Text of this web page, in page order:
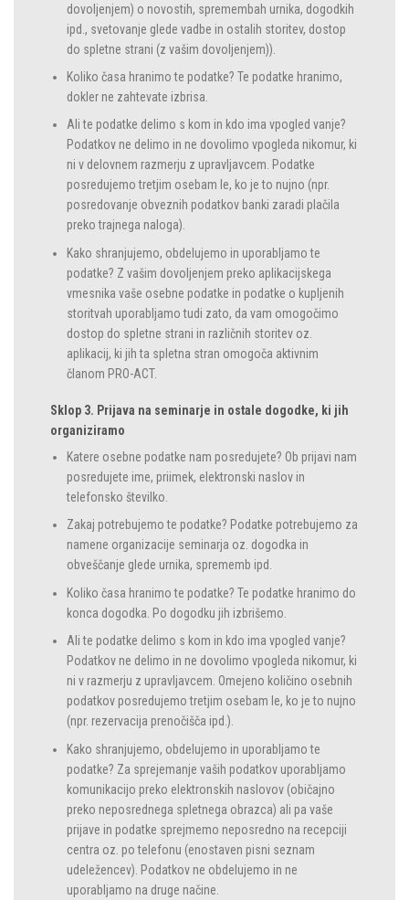
dovoljenjem) o novostih, spremembah urnika, dogodkih
ipd., svetovanje glede vadbe in ostalih storitev, dostop
do spletne strani (z vašim dovoljenjem)).
Koliko časa hranimo te podatke? Te podatke hranimo,
dokler ne zahtevate izbrisa.
Ali te podatke delimo s kom in kdo ima vpogled vanje?
Podatkov ne delimo in ne dovolimo vpogleda nikomur, ki
ni v delovnem razmerju z upravljavcem. Podatke
posredujemo tretjim osebam le, ko je to nujno (npr.
posredovanje obveznih podatkov banki zaradi plačila
preko trajnega naloga).
Kako shranjujemo, obdelujemo in uporabljamo te
podatke? Z vašim dovoljenjem preko aplikacijskega
vmesnika vaše osebne podatke in podatke o kupljenih
storitvah uporabljamo tudi zato, da vam omogočimo
dostop do spletne strani in različnih storitev oz.
aplikacij, ki jih ta spletna stran omogoča aktivnim
članom PRO-ACT.
Sklop 3. Prijava na seminarje in ostale dogodke, ki jih
organiziramo
Katere osebne podatke nam posredujete? Ob prijavi nam
posredujete ime, priimek, elektronski naslov in
telefonsko številko.
Zakaj potrebujemo te podatke? Podatke potrebujemo za
namene organizacije seminarja oz. dogodka in
obveščanje glede urnika, sprememb ipd.
Koliko časa hranimo te podatke? Te podatke hranimo do
konca dogodka. Po dogodku jih izbrišemo.
Ali te podatke delimo s kom in kdo ima vpogled vanje?
Podatkov ne delimo in ne dovolimo vpogleda nikomur, ki
ni v razmerju z upravljavcem. Omejeno količino osebnih
podatkov posredujemo tretjim osebam le, ko je to nujno
(npr. rezervacija prenočišča ipd.).
Kako shranjujemo, obdelujemo in uporabljamo te
podatke? Za sprejemanje vaših podatkov uporabljamo
komunikacijo preko elektronskih naslovov (običajno
preko neposrednega spletnega obrazca) ali pa vaše
prijave in podatke sprejmemo neposredno na recepciji
centra oz. po telefonu (enostaven pisni seznam
udeležencev). Podatkov ne obdelujemo in ne
uporabljamo na druge načine.